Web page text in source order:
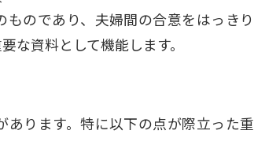
のであり、夫婦間の合意をはっきり
な資料として機能します。
ります。特に以下の点が際立った重